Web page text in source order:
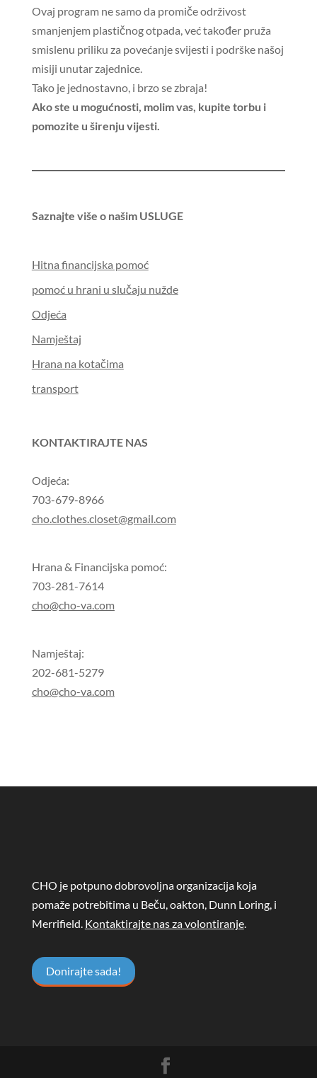
Ovaj program ne samo da promiče održivost
smanjenjem plastičnog otpada, već također pruža
smislenu priliku za povećanje svijesti i podrške našoj
misiji unutar zajednice.
Tako je jednostavno, i brzo se zbraja!
Ako ste u mogućnosti, molim vas, kupite torbu i
pomozite u širenju vijesti.
Saznajte više o našim USLUGE
Hitna financijska pomoć
pomoć u hrani u slučaju nužde
Odjeća
Namještaj
Hrana na kotačima
transport
KONTAKTIRAJTE NAS
Odjeća:
703-679-8966
cho.clothes.closet@gmail.com
Hrana & Financijska pomoć:
703-281-7614
cho@cho-va.com
Namještaj:
202-681-5279
cho@cho-va.com
CHO je potpuno dobrovoljna organizacija koja
pomaže potrebitima u Beču, oakton, Dunn Loring, i
Merrifield. Kontaktirajte nas za volontiranje.
Donirajte sada!